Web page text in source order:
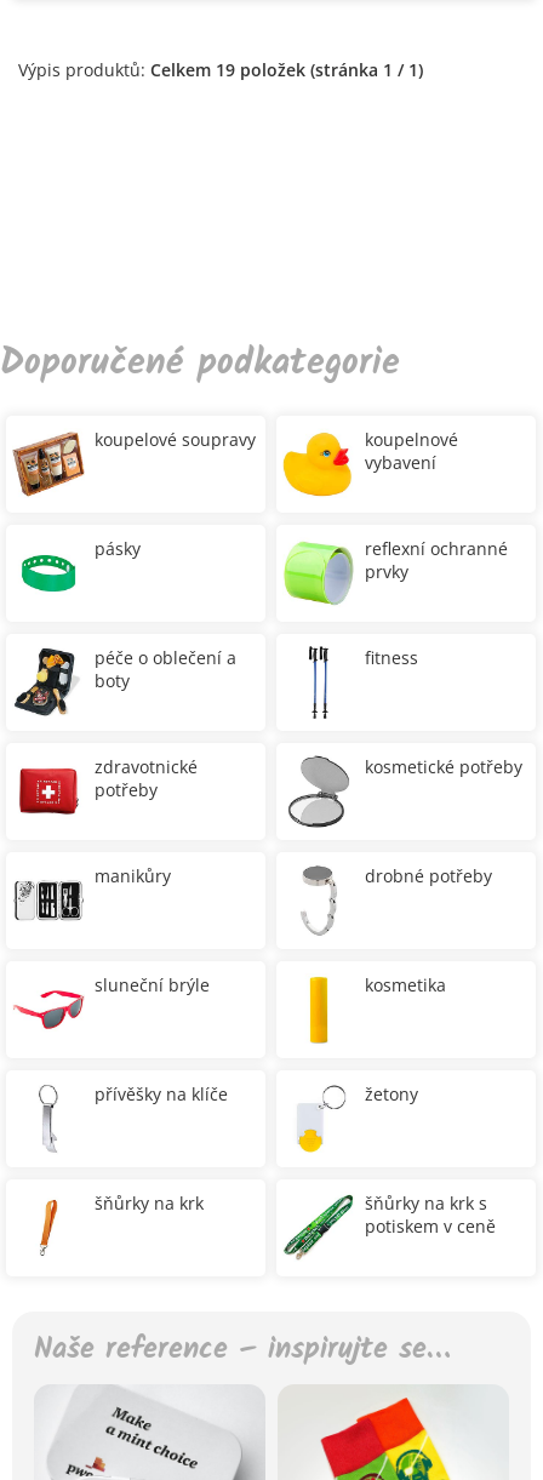
Výpis produktů: Celkem 19 položek (stránka 1 / 1)
Doporučené podkategorie
koupelové soupravy
koupelnové
vybavení
pásky
reflexní ochranné
prvky
péče o oblečení a
boty
fitness
zdravotnické
potřeby
kosmetické potřeby
manikůry drobné potřeby
sluneční brýle kosmetika
přívěšky na klíče žetony
šňůrky na krk
šňůrky na krk s
potiskem v ceně
Naše reference – inspirujte se…